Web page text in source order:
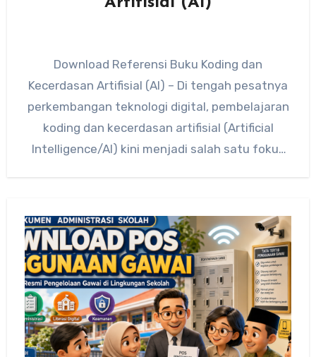
Download Referensi Buku Koding dan
Kecerdasan Artifisial (AI) – Di tengah pesatnya
perkembangan teknologi digital, pembelajaran
koding dan kecerdasan artifisial (Artificial
Intelligence/AI) kini menjadi salah satu fokus